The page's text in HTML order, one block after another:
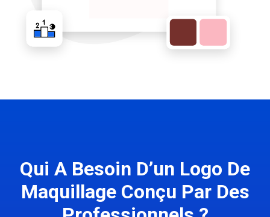
Qui A Besoin D’un Logo De
Maquillage Conçu Par Des